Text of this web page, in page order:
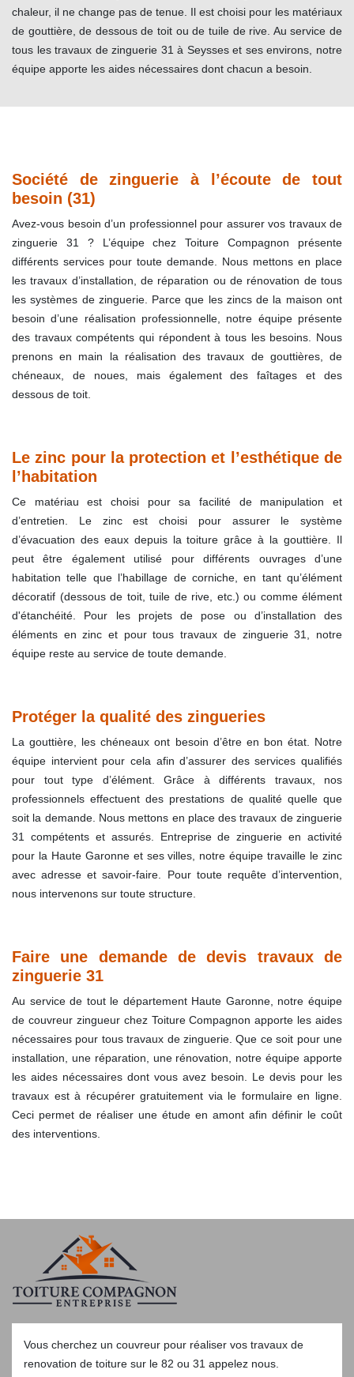
chaleur, il ne change pas de tenue. Il est choisi pour les matériaux
de gouttière, de dessous de toit ou de tuile de rive. Au service de
tous les travaux de zinguerie 31 à Seysses et ses environs, notre
équipe apporte les aides nécessaires dont chacun a besoin.
Société de zinguerie à l’écoute de tout
besoin (31)
Avez-vous besoin d’un professionnel pour assurer vos travaux de
zinguerie 31 ? L’équipe chez Toiture Compagnon présente
différents services pour toute demande. Nous mettons en place
les travaux d’installation, de réparation ou de rénovation de tous
les systèmes de zinguerie. Parce que les zincs de la maison ont
besoin d’une réalisation professionnelle, notre équipe présente
des travaux compétents qui répondent à tous les besoins. Nous
prenons en main la réalisation des travaux de gouttières, de
chéneaux, de noues, mais également des faîtages et des
dessous de toit.
Le zinc pour la protection et l’esthétique de
l’habitation
Ce matériau est choisi pour sa facilité de manipulation et
d’entretien. Le zinc est choisi pour assurer le système
d’évacuation des eaux depuis la toiture grâce à la gouttière. Il
peut être également utilisé pour différents ouvrages d’une
habitation telle que l’habillage de corniche, en tant qu’élément
décoratif (dessous de toit, tuile de rive, etc.) ou comme élément
d'étanchéité. Pour les projets de pose ou d’installation des
éléments en zinc et pour tous travaux de zinguerie 31, notre
équipe reste au service de toute demande.
Protéger la qualité des zingueries
La gouttière, les chéneaux ont besoin d’être en bon état. Notre
équipe intervient pour cela afin d’assurer des services qualifiés
pour tout type d’élément. Grâce à différents travaux, nos
professionnels effectuent des prestations de qualité quelle que
soit la demande. Nous mettons en place des travaux de zinguerie
31 compétents et assurés. Entreprise de zinguerie en activité
pour la Haute Garonne et ses villes, notre équipe travaille le zinc
avec adresse et savoir-faire. Pour toute requête d’intervention,
nous intervenons sur toute structure.
Faire une demande de devis travaux de
zinguerie 31
Au service de tout le département Haute Garonne, notre équipe
de couvreur zingueur chez Toiture Compagnon apporte les aides
nécessaires pour tous travaux de zinguerie. Que ce soit pour une
installation, une réparation, une rénovation, notre équipe apporte
les aides nécessaires dont vous avez besoin. Le devis pour les
travaux est à récupérer gratuitement via le formulaire en ligne.
Ceci permet de réaliser une étude en amont afin définir le coût
des interventions.
Vous cherchez un couvreur pour réaliser vos travaux de
renovation de toiture sur le 82 ou 31 appelez nous.